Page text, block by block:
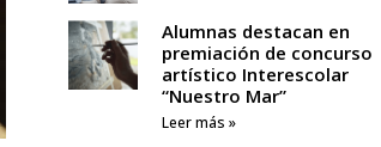
Alumnas destacan en
premiación de concurso
artístico Interescolar
“Nuestro Mar”
Leer más »